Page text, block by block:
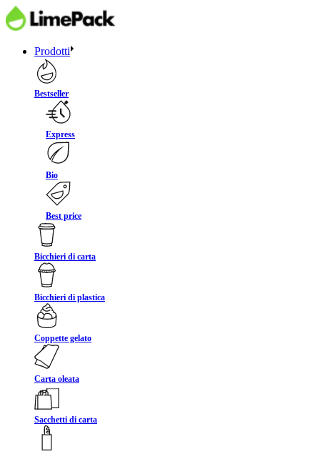
Prodotti
Bestseller
Express
Bio
Best price
Bicchieri di carta
Bicchieri di plastica
Coppette gelato
Carta oleata
Sacchetti di carta